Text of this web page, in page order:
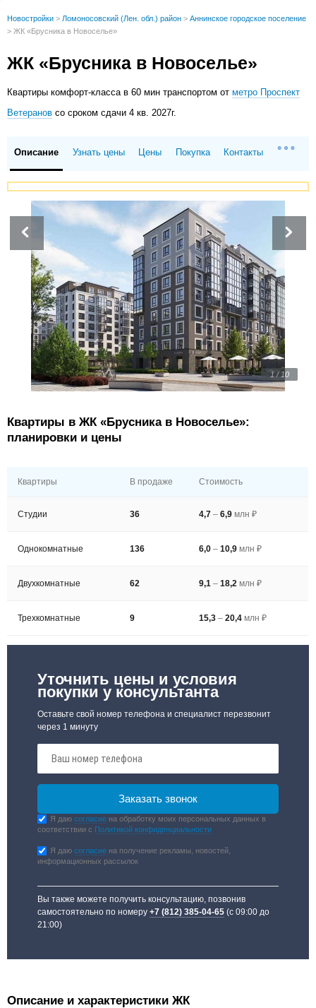
Новостройки > Ломоносовский (Лен. обл.) район > Аннинское городское поселение
> ЖК «Брусника в Новоселье»
ЖК «Брусника в Новоселье»
Квартиры комфорт-класса в 60 мин транспортом отметро Проспект
Ветеранов со сроком сдачи 4 кв. 2027г.
Описание Узнать цены Цены Покупка Контакты
1 / 10
Квартиры в ЖК «Брусника в Новоселье»:
планировки и цены
Квартиры В продаже Стоимость
Студии 36 4,7– 6,9млн ₽
Однокомнатные 136 6,0– 10,9млн ₽
Двухкомнатные 62 9,1– 18,2млн ₽
Трехкомнатные 9 15,3– 20,4млн ₽
Уточнить цены и условия
покупки у консультанта
Оставьте свой номер телефона и специалист перезвонит
через 1 минуту
Я даюсогласие на обработку моих персональных данных в
соответствии с Политикой конфиденциальности
Я даюсогласие на получение рекламы, новостей,
информационных рассылок
Вы также можете получить консультацию, позвонив
самостоятельно по номеру+7 (812) 385-04-65 (с 09:00 до
21:00)
Описание и характеристики ЖК